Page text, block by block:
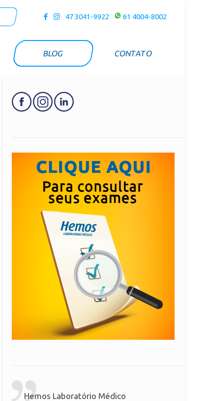
47 3041-9922 61 4004-8002
BLOG CONTATO
Hemos Laboratório Médico